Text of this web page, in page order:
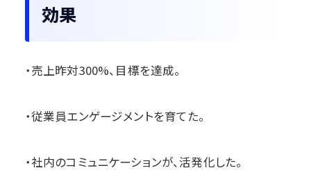
効果
・売上昨対300%、目標を達成。
・従業員エンゲージメントを育てた。
・社内のコミュニケーションが、活発化した。